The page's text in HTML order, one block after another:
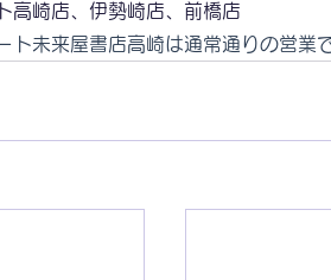
高崎店、伊勢崎店、前橋店
ト未来屋書店高崎は通常通りの営業